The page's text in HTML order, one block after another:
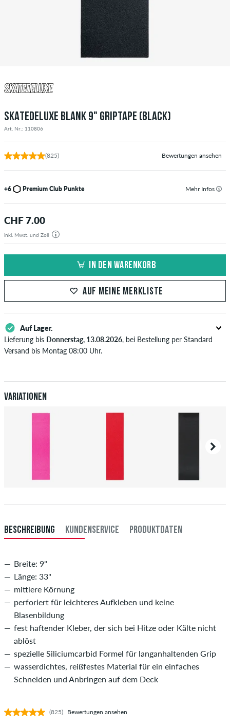
SKATEDELUXE BLANK 9" GRIPTAPE (BLACK)
Art. Nr.: 110806
(825) Bewertungen ansehen
+6 Premium Club Punkte Mehr Infos
CHF 7.00
inkl. Mwst. und Zoll
IN DEN WARENKORB
AUF MEINE MERKLISTE
Auf Lager.
Lieferung bis Donnerstag, 13.08.2026, bei Bestellung per Standard
Versand bis Montag 08:00 Uhr.
deiner Überweisung an dich versendet. Weitere Infos zuVersand&
Zahlung .
Variationen
BESCHREIBUNG KUNDENSERVICE PRODUKTDATEN
Breite: 9"
Länge: 33"
mittlere Körnung
perforiert für leichteres Aufkleben und keine
Blasenbildung
fest haftender Kleber, der sich bei Hitze oder Kälte nicht
ablöst
spezielle Siliciumcarbid Formel für langanhaltenden Grip
wasserdichtes, reißfestes Material für ein einfaches
Schneiden und Anbringen auf dem Deck
(825) Bewertungen ansehen